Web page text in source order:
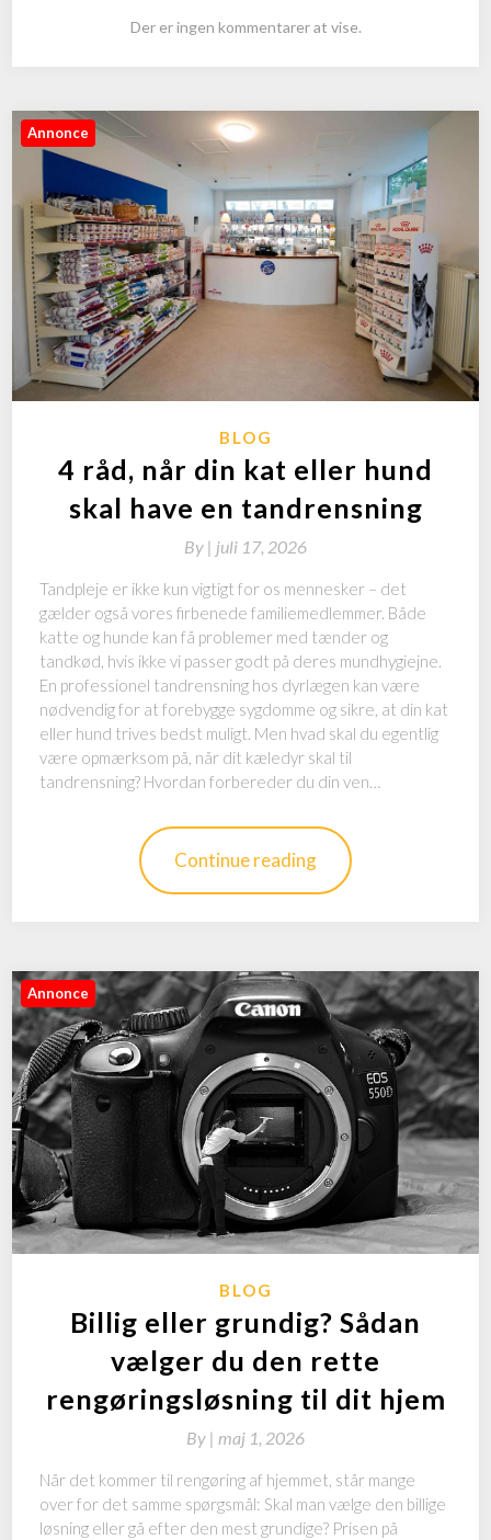
Der er ingen kommentarer at vise.
Annonce
BLOG
4 råd, når din kat eller hund
skal have en tandrensning
By | juli 17, 2026
Tandpleje er ikke kun vigtigt for os mennesker – det
gælder også vores firbenede familiemedlemmer. Både
katte og hunde kan få problemer med tænder og
tandkød, hvis ikke vi passer godt på deres mundhygiejne.
En professionel tandrensning hos dyrlægen kan være
nødvendig for at forebygge sygdomme og sikre, at din kat
eller hund trives bedst muligt. Men hvad skal du egentlig
være opmærksom på, når dit kæledyr skal til
tandrensning? Hvordan forbereder du din ven…
Continue reading
Annonce
BLOG
Billig eller grundig? Sådan
vælger du den rette
rengøringsløsning til dit hjem
By | maj 1, 2026
Når det kommer til rengøring af hjemmet, står mange
over for det samme spørgsmål: Skal man vælge den billige
løsning eller gå efter den mest grundige? Prisen på